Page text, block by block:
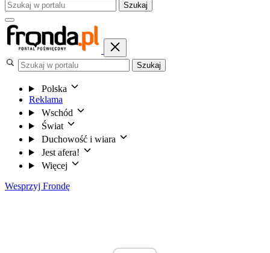
Szukaj
Szukaj
Polska
Reklama
Wschód
Świat
Duchowość i wiara
Jest afera!
Więcej
Wesprzyj Frondę